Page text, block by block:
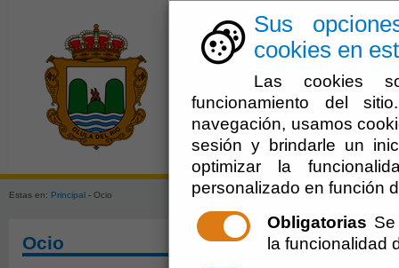
Sus
cookies en
Las cookies
funcionamiento del
navegación, usamos
sesión y brindarle un
optimizar la
personalizado en función
Obligatorias
la funcionalidad
El
Estas en: Principal - Ocio
Ocio